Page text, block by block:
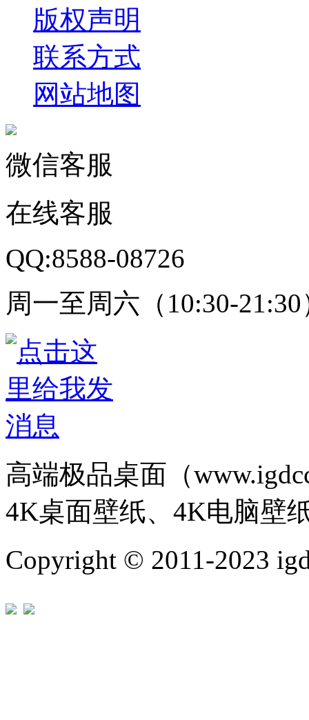
版权声明
联系方式
网站地图
微信客服
在线客服
QQ:8588-08726
周一至周六（10:30-21:30
高端极品桌面（
4K桌面壁纸、4K电脑壁
Copyright © 2011-2023